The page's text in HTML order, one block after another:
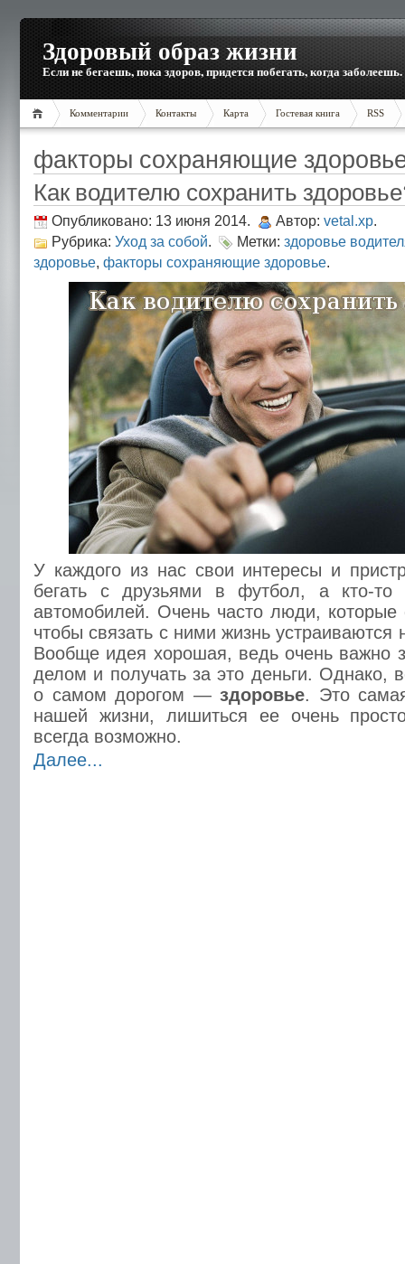
Здоровый образ жизни
Если не бегаешь, пока здоров, придется побегать, когда заболеешь.
Комментарии Контакты Карта Гостевая книга RSS
факторы сохраняющие
Как водителю сохранить
Опубликовано: 13 июня 2014. Автор: vetal.xp.
Рубрика: Уход за собой. Метки: здоровье
здоровье, факторы сохраняющие здоровье.
У каждого из нас свои интересы и
бегать с друзьями в футбол, а кто-
автомобилей. Очень часто люди,
чтобы связать с ними жизнь устраиваются
Вообще идея хорошая, ведь очень важно
делом и получать за это деньги. Однако,
о самом дорогом —здоровье. Это
нашей жизни, лишиться ее очень
всегда возможно.
Далее...